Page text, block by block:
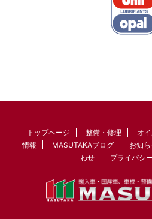
トップページ 整備・修理 オ
情報
MASUTAKAブログ お知
わせ
プライバシ